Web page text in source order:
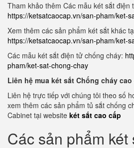
Tham khảo thêm Các mẫu két sắt điện
https://ketsatcaocap.vn/san-pham/ket-
Xem thêm các sản phẩm két sắt khác
https://ketsatcaocap.vn/san-pham/ket-
Các mẫu két sắt điện tử chống cháy:
pham/ket-sat-chong-chay
Liên hệ mua két sắt Chống cháy cao
Liên hệ trực tiếp với chúng tôi theo số
xem thêm các sản phẩm tủ sắt chống
Cabinet tại website két sắt cao cấp
Các sản phẩm két